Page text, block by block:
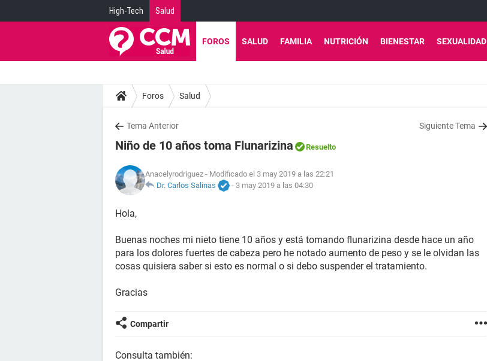
High-Tech Salud
FOROS SALUD FAMILIA NUTRICIÓN BIENESTAR SEXUALIDAD
Foros Salud
Tema Anterior Siguiente Tema
Niño de 10 años toma Flunarizina Resuelto
Anacelyrodriguez - Modificado el 3 may 2019 a las 22:21
Dr. Carlos Salinas
- 3 may 2019 a las 04:30
Hola,
Buenas noches mi nieto tiene 10 años y está tomando flunarizina desde hace un año
para los dolores fuertes de cabeza pero he notado aumento de peso y se le olvidan las
cosas quisiera saber si esto es normal o si debo suspender el tratamiento.
Gracias
Compartir
Consulta también: